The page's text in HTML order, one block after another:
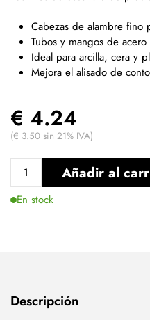
Cabezas de alambre fino
Tubos y mangos de
Ideal para arcilla, cera y
Mejora el alisado de
€ 4.24
(€ 3.50 sin 21% IVA)
Añadir al
En stock
Descripción